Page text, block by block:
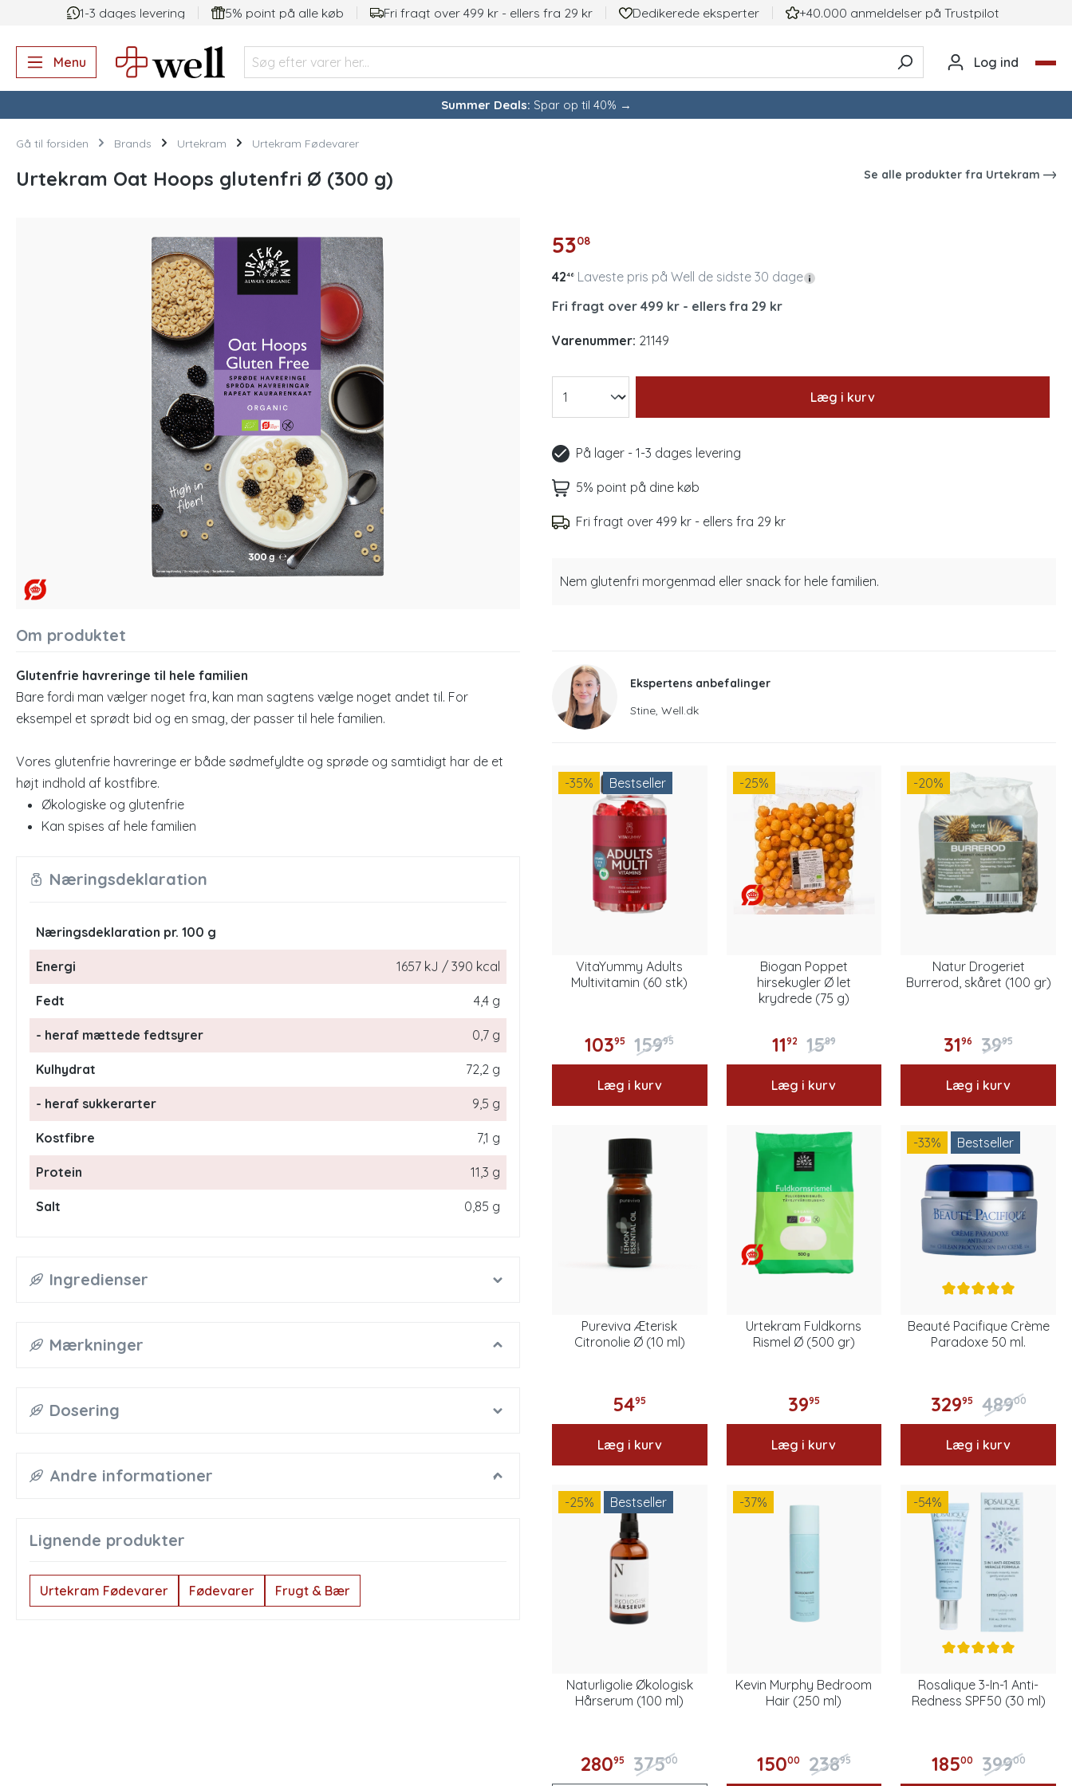
Gå til hovednavigation
1-3 dages levering 5% point på alle køb Fri fragt over 499 kr - ellers fra 29 kr Dedikerede eksperter +40.000 anmeldelser på TrustpiIot
Menu Log ind
Summer Deals: Spar op til 40% →
Gå til forsiden Brands Urtekram Urtekram Fødevarer
Urtekram Oat Hoops glutenfri Ø (300 g) Se alle produkter fra Urtekram
5308
4246 Laveste pris på Well de sidste 30 dage
Fri fragt over 499 kr - ellers fra 29 kr
Varenummer: 21149
Læg i kurv
På lager - 1-3 dages levering
5% point på dine køb
Fri fragt over 499 kr - ellers fra 29 kr
Nem glutenfri morgenmad eller snack for hele familien.
Om produktet
Glutenfrie havreringe til hele familien
Bare fordi man vælger noget fra, kan man sagtens vælge noget andet til. For
eksempel et sprødt bid og en smag, der passer til hele familien.
Vores glutenfrie havreringe er både sødmefyldte og sprøde og samtidigt har de et
højt indhold af kostfibre.
Økologiske og glutenfrie
Kan spises af hele familien
Næringsdeklaration
Næringsdeklaration pr. 100 g
Energi 1657 kJ / 390 kcal
Fedt 4,4 g
- heraf mættede fedtsyrer 0,7 g
Kulhydrat 72,2 g
- heraf sukkerarter 9,5 g
Kostfibre 7,1 g
Protein 11,3 g
Salt 0,85 g
Ingredienser
Mærkninger
Dosering
Andre informationer
Lignende produkter
Urtekram Fødevarer Fødevarer Frugt & Bær
Ekspertens anbefalinger
Stine, Well.dk
-35% Bestseller
VitaYummy Adults
Multivitamin (60 stk)
10395 15995
Læg i kurv
-25%
Biogan Poppet
hirsekugler Ø let
krydrede (75 g)
1192 1589
Læg i kurv
-20%
Natur Drogeriet
Burrerod, skåret (100 gr)
3196 3995
Læg i kurv
Pureviva Æterisk
Citronolie Ø (10 ml)
5495
Læg i kurv
Urtekram Fuldkorns
Rismel Ø (500 gr)
3995
Læg i kurv
-33% Bestseller
Beauté Pacifique Crème
Paradoxe 50 ml.
32995 48900
Læg i kurv
-25% Bestseller
Naturligolie Økologisk
Hårserum (100 ml)
28095 37500
-37%
Kevin Murphy Bedroom
Hair (250 ml)
15000 23895
-54%
Rosalique 3-In-1 Anti-
Redness SPF50 (30 ml)
18500 39900